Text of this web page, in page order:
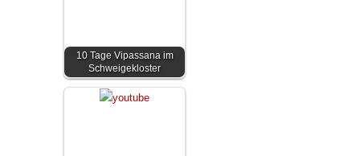
10 Tage Vipassana im
Schweigekloster